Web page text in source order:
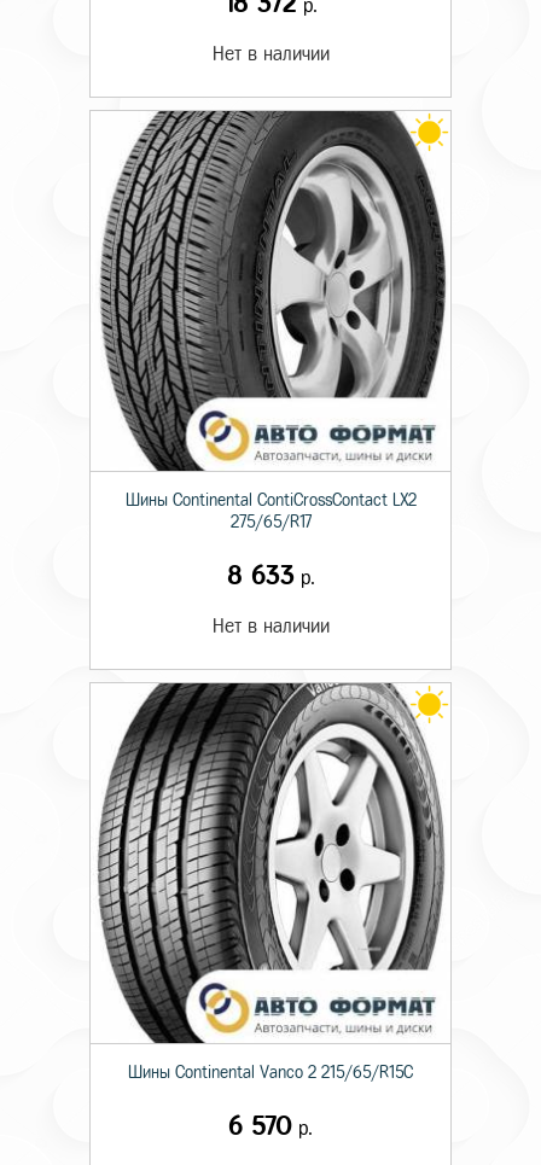
р.
Нет в наличии
Шины Continental ContiCrossContact LX2
275/65/R17
8 633р.
Нет в наличии
Шины Continental Vanco 2 215/65/R15C
6 570 р.